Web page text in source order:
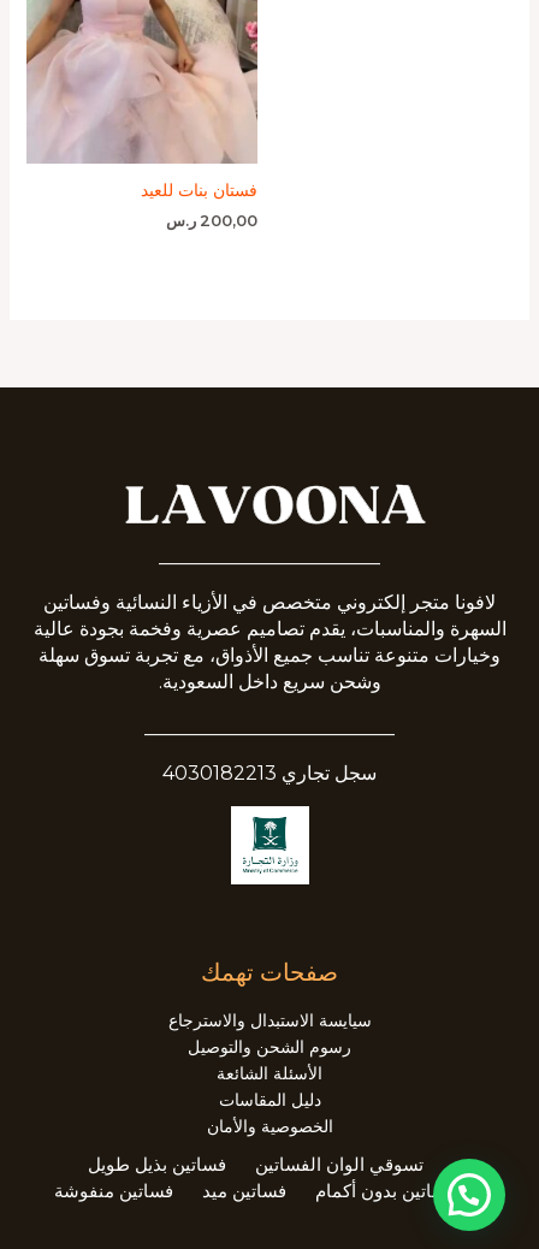
فستان بنات للعيد
200,00 ر.س
لافونا متجر إلكتروني متخصص في الأزياء النسائية وفساتين
السهرة والمناسبات، يقدم تصاميم عصرية وفخمة بجودة عالية
وخيارات متنوعة تناسب جميع الأذواق، مع تجربة تسوق سهلة
وشحن سريع داخل السعودية.
سجل تجاري 4030182213
صفحات تهمك
سيايسة الاستبدال والاسترجاع
رسوم الشحن والتوصيل
الأسئلة الشائعة
دليل المقاسات
الخصوصية والأمان
تسوقي الوان الفساتين
فساتين بذيل طويل
فساتين بدون أكمام
فساتين ميد فساتين منفوشة